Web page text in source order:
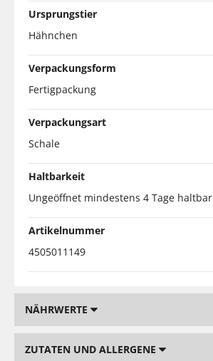
Ursprungstier
Hähnchen
Verpackungsform
Fertigpackung
Verpackungsart
Schale
Haltbarkeit
Ungeöffnet mindestens 4 Tage haltbar
Artikelnummer
4505011149
NÄHRWERTE
ZUTATEN UND ALLERGENE